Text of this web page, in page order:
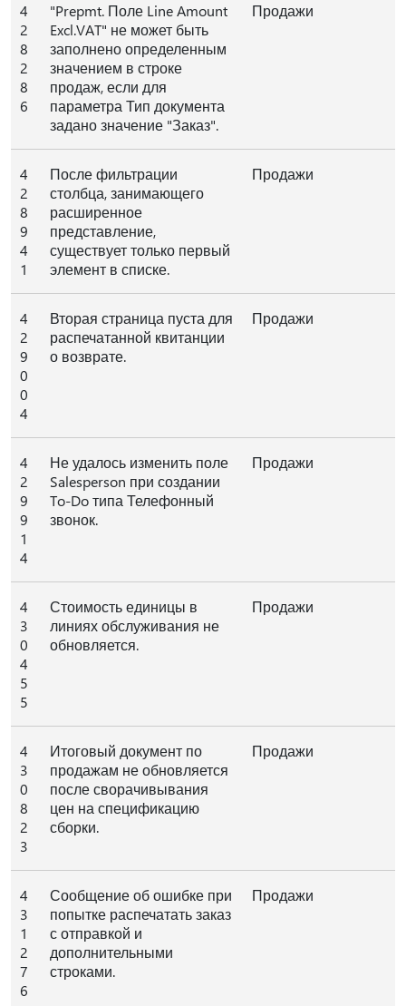
4
2
8
2
8
6
"Prepmt. Поле Line Amount
Excl.VAT" не может быть
заполнено определенным
значением в строке
продаж, если для
параметра Тип документа
задано значение "Заказ".
Продажи
4
2
8
9
4
1
После фильтрации
столбца, занимающего
расширенное
представление,
существует только первый
элемент в списке.
Продажи
4
2
9
0
0
4
Вторая страница пуста для
распечатанной квитанции
о возврате.
Продажи
4
2
9
9
1
4
Не удалось изменить поле
Salesperson при создании
To-Do типа Телефонный
звонок.
Продажи
4
3
0
4
5
5
Стоимость единицы в
линиях обслуживания не
обновляется.
Продажи
4
3
0
8
2
3
Итоговый документ по
продажам не обновляется
после сворачивывания
цен на спецификацию
сборки.
Продажи
4
3
1
2
7
6
Сообщение об ошибке при
попытке распечатать заказ
с отправкой и
дополнительными
строками.
Продажи